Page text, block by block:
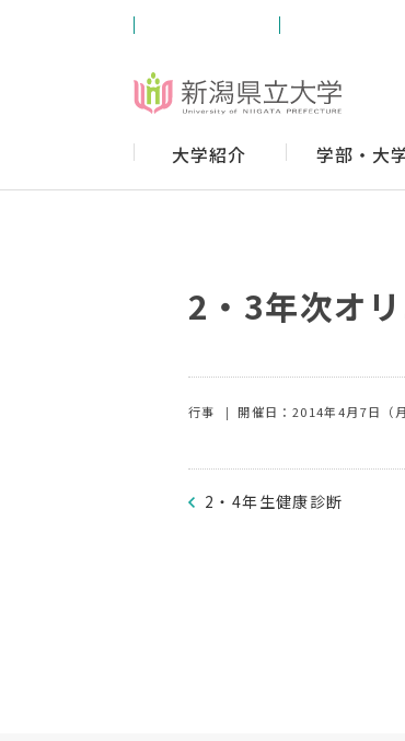
大学紹介 学部・大
2・3年次オ
行事 開催日：2014年4月7日（月
2・4年生健康診断